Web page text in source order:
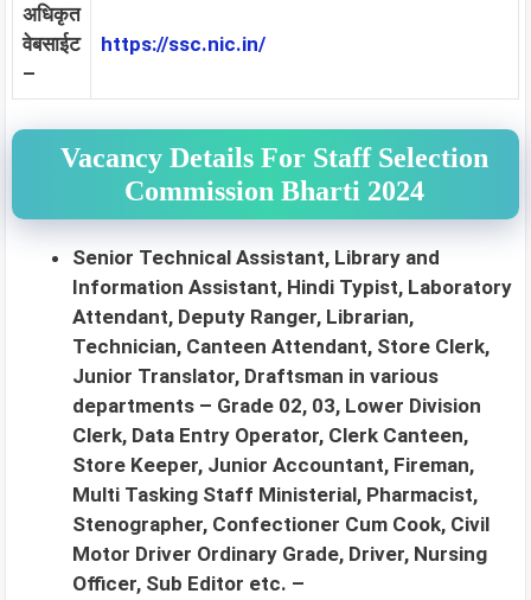
अधिकृत
वेबसाईट
–
https://ssc.nic.in/
Vacancy Details For Staff Selection
Commission Bharti 2024
Senior Technical Assistant, Library and
Information Assistant, Hindi Typist, Laboratory
Attendant, Deputy Ranger, Librarian,
Technician, Canteen Attendant, Store Clerk,
Junior Translator, Draftsman in various
departments – Grade 02, 03, Lower Division
Clerk, Data Entry Operator, Clerk Canteen,
Store Keeper, Junior Accountant, Fireman,
Multi Tasking Staff Ministerial, Pharmacist,
Stenographer, Confectioner Cum Cook, Civil
Motor Driver Ordinary Grade, Driver, Nursing
Officer, Sub Editor etc. –